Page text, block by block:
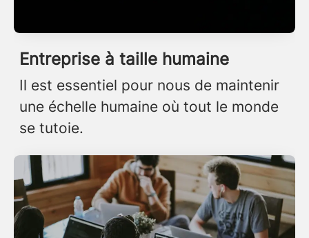
Entreprise à taille humaine
Il est essentiel pour nous de maintenir
une échelle humaine où tout le monde
se tutoie.